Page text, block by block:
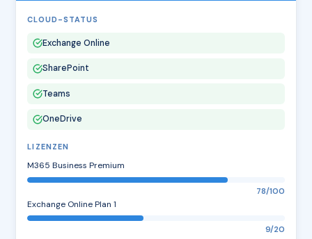
CLOUD-STATUS
Exchange Online
SharePoint
Teams
OneDrive
LIZENZEN
M365 Business Premium
78/100
Exchange Online Plan 1
9/20